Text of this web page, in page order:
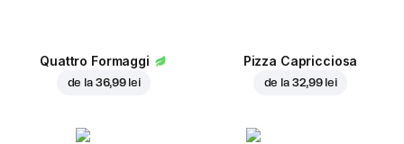
Quattro Formaggi
de la 36,99 lei
Pizza Capricciosa
de la 32,99 lei